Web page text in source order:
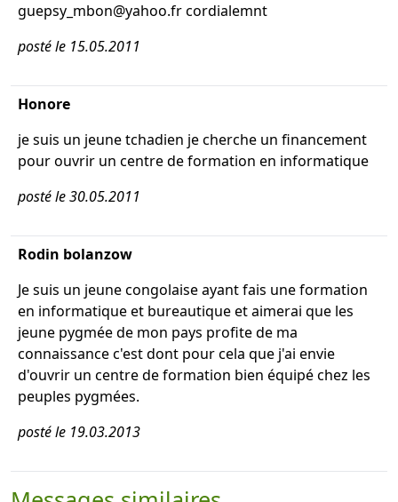
guepsy_mbon@yahoo.fr cordialemnt
posté le 15.05.2011
Honore
je suis un jeune tchadien je cherche un financement
pour ouvrir un centre de formation en informatique
posté le 30.05.2011
Rodin bolanzow
Je suis un jeune congolaise ayant fais une formation
en informatique et bureautique et aimerai que les
jeune pygmée de mon pays profite de ma
connaissance c'est dont pour cela que j'ai envie
d'ouvrir un centre de formation bien équipé chez les
peuples pygmées.
posté le 19.03.2013